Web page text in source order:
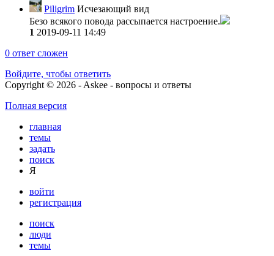
Piligrim Исчезающий вид
Безо всякого повода рассыпается настроение.
1 2019-09-11 14:49
0 ответ сложен
Войдите, чтобы ответить
Copyright © 2026 - Askee - вопросы и ответы
Полная версия
главная
темы
задать
поиск
Я
войти
регистрация
поиск
люди
темы